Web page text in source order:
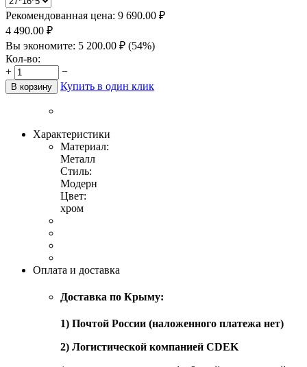
Рекомендованная цена: 9 690.00 ₽
4 490.00 ₽
Вы экономите: 5 200.00 ₽ (54%)
Кол-во:
+
−
В корзину Купить в один клик
Характеристики
Материал:
Металл
Стиль:
Модерн
Цвет:
хром
Оплата и доставка
Доставка по Крыму:
1) Почтой России (наложенного платежа нет)
2) Логистической компанией CDEK